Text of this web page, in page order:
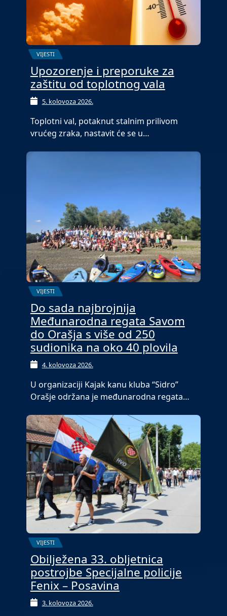
VIJESTI
Upozorenje i preporuke za
zaštitu od toplotnog vala
5. kolovoza 2026.
Toplotni val, potaknut stalnim prilivom
vrućeg zraka, nastavit će se u…
VIJESTI
Do sada najbrojnija
Međunarodna regata Savom
do Orašja s više od 250
sudionika na oko 40 plovila
4. kolovoza 2026.
U organizaciji Kajak kanu kluba “Sidro”
Orašje održana je međunarodna regata…
VIJESTI
Obilježena 33. obljetnica
postrojbe Specijalne policije
Fenix – Posavina
3. kolovoza 2026.